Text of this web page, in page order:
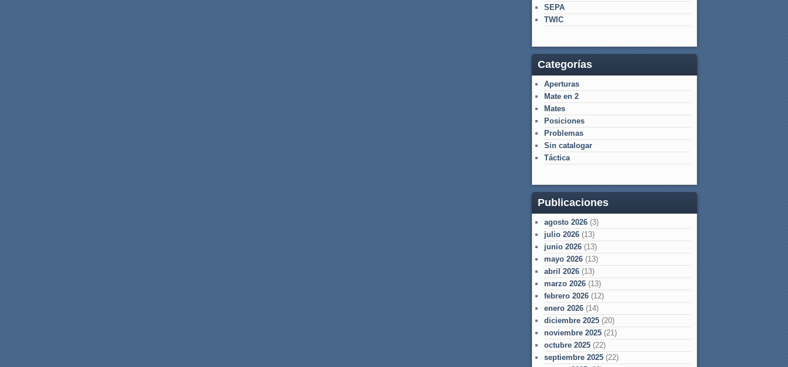
SEPA
TWIC
Categorías
Aperturas
Mate en 2
Mates
Posiciones
Problemas
Sin catalogar
Táctica
Publicaciones
agosto 2026 (3)
julio 2026 (13)
junio 2026 (13)
mayo 2026 (13)
abril 2026 (13)
marzo 2026 (13)
febrero 2026 (12)
enero 2026 (14)
diciembre 2025 (20)
noviembre 2025 (21)
octubre 2025 (22)
septiembre 2025 (22)